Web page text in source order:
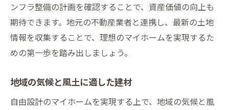
ンフラ整備の計画を確認することで、資産価値の向上も
期待できます。地元の不動産業者と連携し、最新の土地
情報を収集することで、理想のマイホームを実現するた
めの第一歩を踏み出しましょう。
地域の気候と風土に適した建材
自由設計のマイホームを実現する上で、地域の気候と風